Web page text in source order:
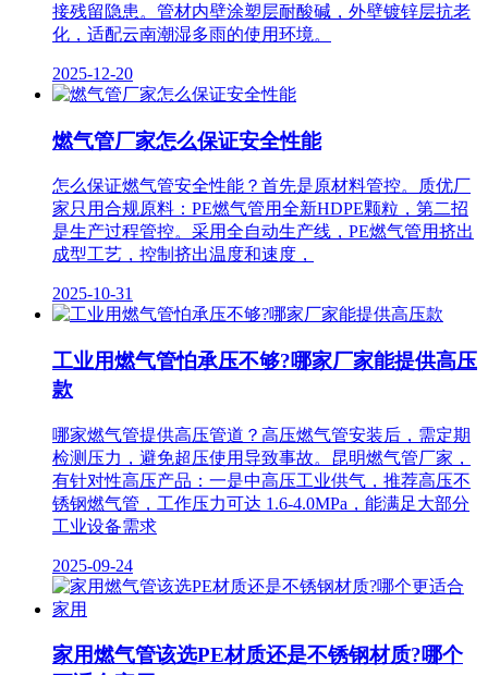
接残留隐患。管材内壁涂塑层耐酸碱，外壁镀锌层抗老
化，适配云南潮湿多雨的使用环境。
2025-12-20
燃气管厂家怎么保证安全性能
怎么保证燃气管安全性能？首先是原材料管控。质优厂
家只用合规原料：PE燃气管用全新HDPE颗粒，第二招
是生产过程管控。采用全自动生产线，PE燃气管用挤出
成型工艺，控制挤出温度和速度，
2025-10-31
工业用燃气管怕承压不够?哪家厂家能提供高压
款
哪家燃气管提供高压管道？高压燃气管安装后，需定期
检测压力，避免超压使用导致事故。昆明燃气管厂家，
有针对性高压产品：一是中高压工业供气，推荐高压不
锈钢燃气管，工作压力可达 1.6-4.0MPa，能满足大部分
工业设备需求
2025-09-24
家用燃气管该选PE材质还是不锈钢材质?哪个